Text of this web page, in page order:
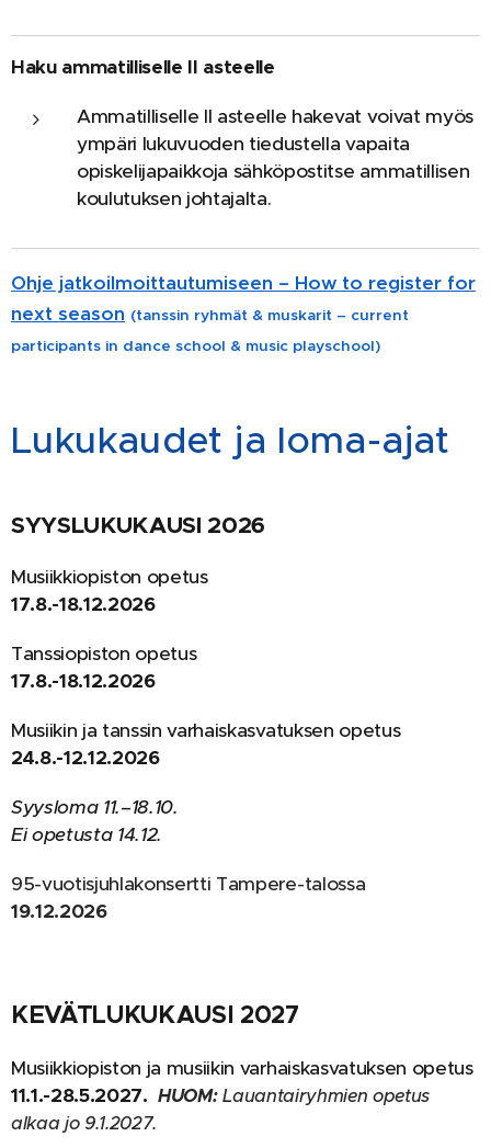
Haku ammatilliselle II asteelle
Ammatilliselle II asteelle hakevat voivat myös
ympäri lukuvuoden tiedustella vapaita
opiskelijapaikkoja sähköpostitse ammatillisen
koulutuksen johtajalta.
Ohje jatkoilmoittautumiseen – How to register for
next season (tanssin ryhmät & muskarit – current
participants in dance school & music playschool)
Lukukaudet ja loma-ajat
SYYSLUKUKAUSI 2026
Musiikkiopiston opetus
17.8.-18.12.2026
Tanssiopiston opetus
17.8.-18.12.2026
Musiikin ja tanssin varhaiskasvatuksen opetus
24.8.-12.12.2026
Syysloma 11.–18.10.
Ei opetusta 14.12.
95-vuotisjuhlakonsertti Tampere-talossa
19.12.2026
KEVÄTLUKUKAUSI 2027
Musiikkiopiston ja musiikin varhaiskasvatuksen opetus
11.1.-28.5.2027.HUOM:Lauantairyhmien opetus
alkaa jo 9.1.2027.